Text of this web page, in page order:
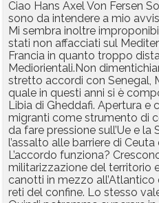
Ciao Hans Axel Von Fersen
sono da intendere a mio
Mi sembra inoltre
stati non affacciati sul
Francia in quanto troppo
Mediorientali.Non
stretto accordi con Senegal,
quale in questi anni si è
Libia di Gheddafi. Apertura e
migranti come strumento di
da fare pressione sull’Ue e la
l’assalto alle barriere di
L’accordo funziona?
militarizzazione del territorio
canotti in mezzo
reti del confine. Lo stesso